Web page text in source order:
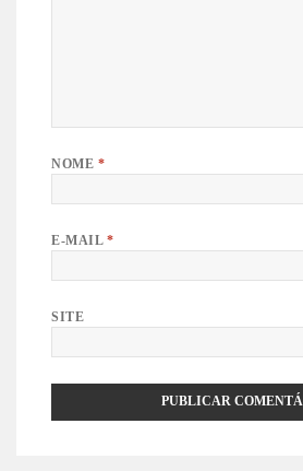
NOME *
E-MAIL *
SITE